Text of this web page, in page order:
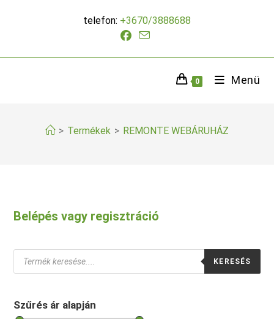
telefon: +3670/3888688
0 Menü
> Termékek > REMONTE WEBÁRUHÁZ
Belépés vagy regisztráció
Products
search
KERESÉS
Szűrés ár alapján